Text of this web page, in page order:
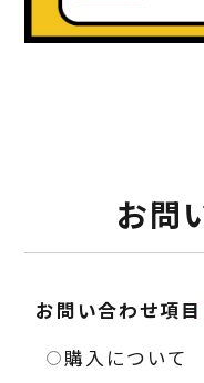
よくある質問
お問
お問い合わせ項目
購入について